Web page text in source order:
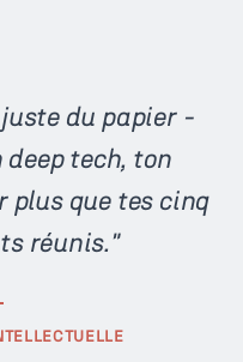
du papier -
deep tech, ton
que tes cinq
réunis."